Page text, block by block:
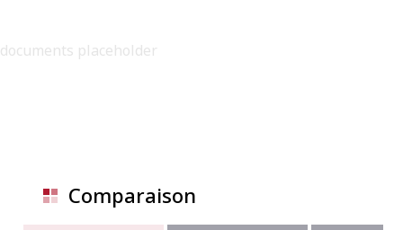
documents placeholder
Comparaison